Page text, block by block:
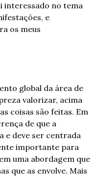
interessado no tema
e
os meus
global da área de
valorizar, acima
coisas são feitas. Em
de que a
e deve ser centrada
importante para
uma abordagem que
que as envolve. Mais